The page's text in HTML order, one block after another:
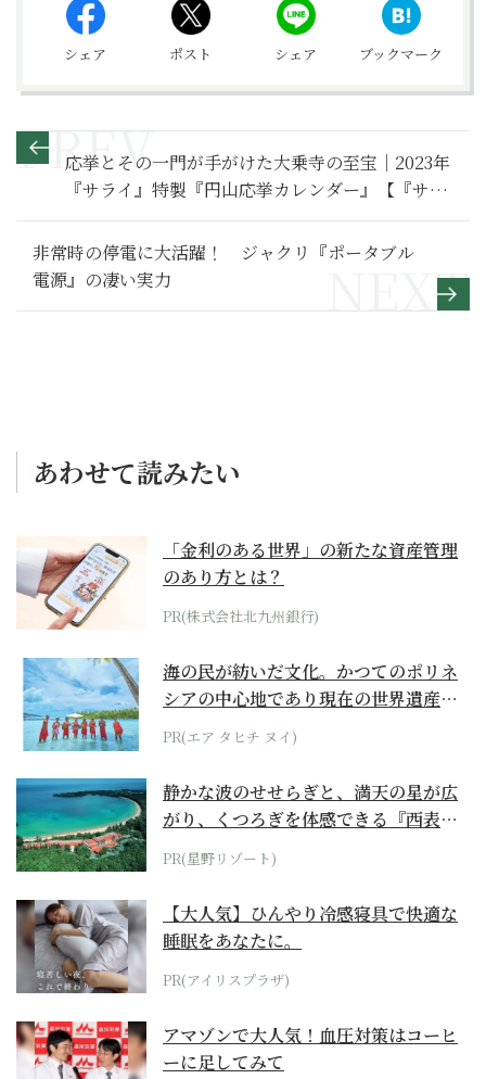
シェア ポスト シェア ブックマーク
応挙とその一門が手がけた大乗寺の至宝｜2023年
『サライ』特製『円山応挙カレンダー』【『サラ
イ』12月号特別付録】
非常時の停電に大活躍！ ジャクリ『ポータブル
電源』の凄い実力
あわせて読みたい
「金利のある世界」の新たな資産管理
のあり方とは？
PR(株式会社北九州銀行)
海の民が紡いだ文化。かつてのポリネ
シアの中心地であり現在の世界遺産か
らみえてくる...
PR(エア タヒチ ヌイ)
静かな波のせせらぎと、満天の星が広
がり、くつろぎを体感できる『西表島
ホテル by...
PR(星野リゾート)
【大人気】ひんやり冷感寝具で快適な
睡眠をあなたに。
PR(アイリスプラザ)
アマゾンで大人気！血圧対策はコーヒ
ーに足してみて